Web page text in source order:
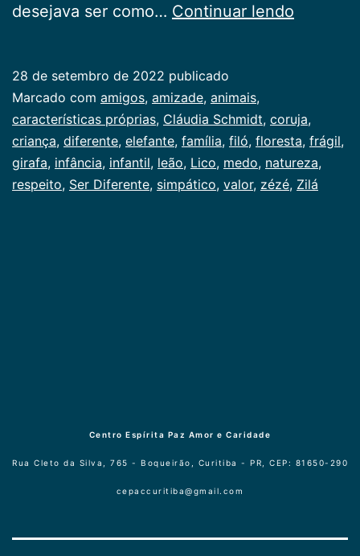
desejava ser como… Continuar lendo
28 de setembro de 2022 publicado
Categorizado
como
Infancia
Marcado com amigos, amizade, animais,
características próprias, Cláudia Schmidt, coruja,
criança, diferente, elefante, família, filó, floresta, frágil,
girafa, infância, infantil, leão, Lico, medo, natureza,
respeito, Ser Diferente, simpático, valor, zézé, Zilá
Centro Espírita Paz Amor e Caridade
Rua Cleto da Silva, 765 - Boqueirão, Curitiba - PR, CEP: 81650-290
cepaccuritiba@gmail.com